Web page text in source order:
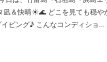
凪＆快晴☀️🌊 どこを見ても穏や
ビング♪ こんなコンディショ…